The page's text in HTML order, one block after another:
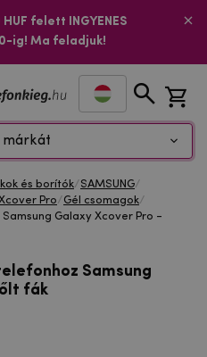
felett INGYENES
ig! Ma feladjuk!
márkát
és borítók/SAMSUNG/
Pro/Gél csomagok/
Galaxy Xcover Pro -
Samsung
fák